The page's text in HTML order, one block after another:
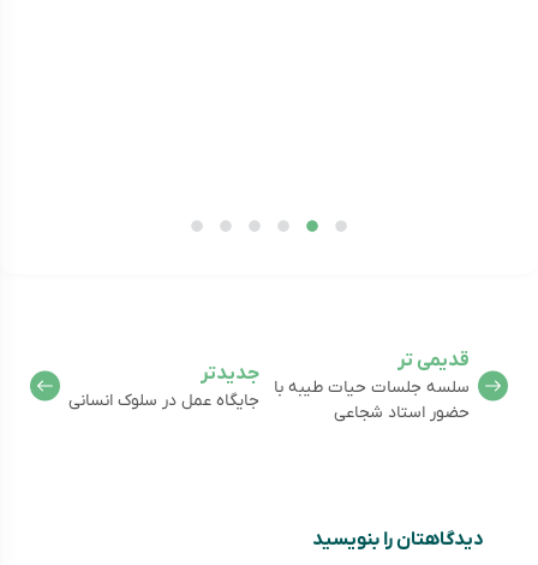
قدیمی تر
سلسه جلسات حیات طیبه با
حضور استاد شجاعی
جدیدتر
جایگاه عمل در سلوک انسانی
دیدگاهتان را بنویسید